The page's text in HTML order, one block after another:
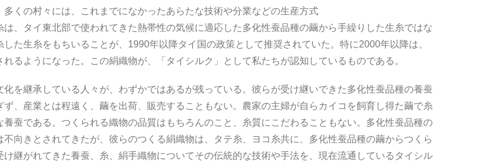
くの村々には、これまでになかったあらたな技術や分業などの生産方式
、タイ東北部で使われてきた熱帯性の気候に適応した多化性蚕品種の繭から手繰りした生糸ではな
た生糸をもちいることが、1990年以降タイ国の政策として推奨されていた。特に2000年以降は、
るようになった。この絹織物が、「タイシルク」として私たちが認知しているものである。
継承している人々が、わずかではあるが残っている。彼らが受け継いできた多化性蚕品種の養蚕
、産業とは程遠く、繭を出荷、販売することもない。農家の主婦が自らカイコを飼育し得た繭で糸
蚕である。つくられる織物の品質はもちろんのこと、糸質にこだわることもない。多化性蚕品種の
向きとされてきたが、彼らのつくる絹織物は、タテ糸、ヨコ糸共に、多化性蚕品種の繭からつくら
継がれてきた養蚕、糸、絹手織物についてその伝統的な技術や手法を、現在流通しているタイシル